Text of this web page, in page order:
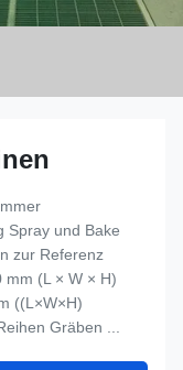
Spray und Bake
zur Referenz
(L × W × H)
((L×W×H)
Gräben ...